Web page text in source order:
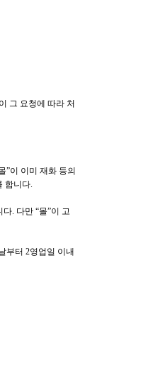
그 요청에 따라 처
”이 이미 재화 등의
합니다.
. 다만 “몰”이 고
부터 2영업일 이내